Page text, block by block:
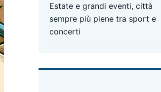
Estate e grandi eventi, città
sempre più piene tra sport e
concerti